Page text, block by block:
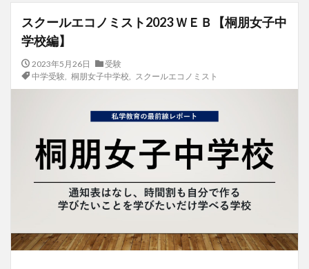
スクールエコノミスト2023 ＷＥＢ【桐朋女子中
学校編】
2023年5月26日
受験
中学受験, 桐朋女子中学校 スクールエコノミスト